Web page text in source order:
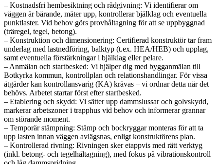
– Kostnadsfri hembesiktning och rådgivning: Vi identifierar om
väggen är bärande, mäter upp, kontrollerar bjälklag och eventuella
punktlaster. Vid behov görs provhåltagning för att se uppbyggnad
(träregel, tegel, betong).
– Konstruktion och dimensionering: Certifierad konstruktör tar fram
underlag med lastnedföring, balktyp (t.ex. HEA/HEB) och upplag,
samt eventuella förstärkningar i bjälklag eller pelare.
– Anmälan och startbesked: Vi hjälper dig med bygganmälan till
Botkyrka kommun, kontrollplan och relationshandlingar. För vissa
åtgärder kan kontrollansvarig (KA) krävas – vi ordnar detta när det
behövs. Arbetet startar först efter startbesked.
– Etablering och skydd: Vi sätter upp dammslussar och golvskydd,
markerar arbetszoner i trapphus vid behov och informerar grannar
om störande moment.
– Temporär stämpning: Stämp och bockryggar monteras för att ta
upp lasten innan väggen avlägsnas, enligt konstruktörens plan.
– Kontrollerad rivning: Rivningen sker etappvis med rätt verktyg
(inkl. betong- och tegelhåltagning), med fokus på vibrationskontroll